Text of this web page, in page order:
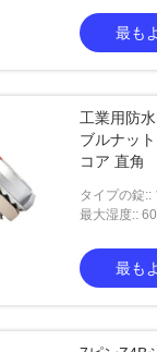
最も
工業用防
ブルナッ
コア 直角
タイプの錠::
ロック型
最大湿度::
最も